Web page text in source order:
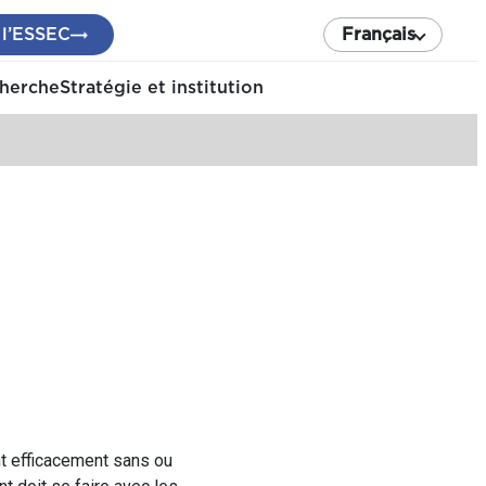
Français
Stratégie et institution
efficacement sans ou